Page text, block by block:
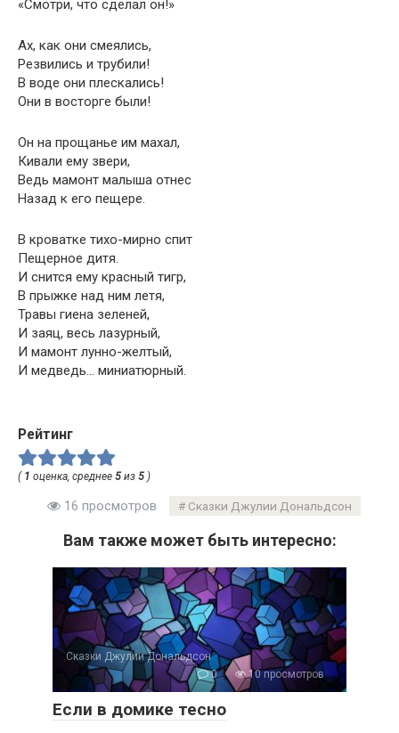
«Смотри, что сделал он!»
Ах, как они смеялись,
Резвились и трубили!
В воде они плескались!
Они в восторге были!
Он на прощанье им махал,
Кивали ему звери,
Ведь мамонт малыша отнес
Назад к его пещере.
В кроватке тихо-мирно спит
Пещерное дитя.
И снится ему красный тигр,
В прыжке над ним летя,
Травы гиена зеленей,
И заяц, весь лазурный,
И мамонт лунно-желтый,
И медведь… миниатюрный.
Рейтинг
( 1 оценка, среднее 5 из 5 )
16 просмотров Сказки Джулии Дональдсон
Вам также может быть интересно:
Сказки Джулии Дональдсон
0
10 просмотров
Если в домике тесно